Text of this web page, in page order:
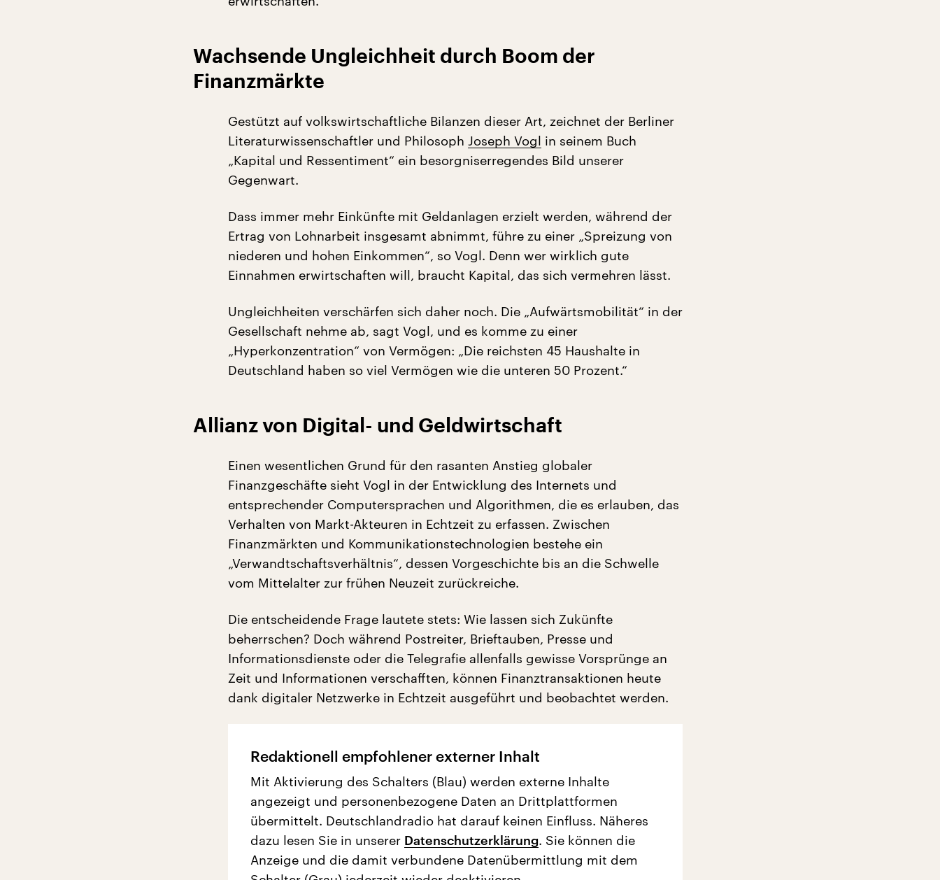
Wachsende Ungleichheit durch Boom der
Finanzmärkte
Gestützt auf volkswirtschaftliche Bilanzen dieser Art, zeichnet der Berliner
Literaturwissenschaftler und Philosoph Joseph Vogl in seinem Buch
„Kapital und Ressentiment“ ein besorgniserregendes Bild unserer
Gegenwart.
Dass immer mehr Einkünfte mit Geldanlagen erzielt werden, während der
Ertrag von Lohnarbeit insgesamt abnimmt, führe zu einer „Spreizung von
niederen und hohen Einkommen“, so Vogl. Denn wer wirklich gute
Einnahmen erwirtschaften will, braucht Kapital, das sich vermehren lässt.
Ungleichheiten verschärfen sich daher noch. Die „Aufwärtsmobilität“ in der
Gesellschaft nehme ab, sagt Vogl, und es komme zu einer
„Hyperkonzentration“ von Vermögen: „Die reichsten 45 Haushalte in
Deutschland haben so viel Vermögen wie die unteren 50 Prozent.“
Allianz von Digital- und Geldwirtschaft
Einen wesentlichen Grund für den rasanten Anstieg globaler
Finanzgeschäfte sieht Vogl in der Entwicklung des Internets und
entsprechender Computersprachen und Algorithmen, die es erlauben, das
Verhalten von Markt-Akteuren in Echtzeit zu erfassen. Zwischen
Finanzmärkten und Kommunikationstechnologien bestehe ein
„Verwandtschaftsverhältnis“, dessen Vorgeschichte bis an die Schwelle
vom Mittelalter zur frühen Neuzeit zurückreiche.
Die entscheidende Frage lautete stets: Wie lassen sich Zukünfte
beherrschen? Doch während Postreiter, Brieftauben, Presse und
Informationsdienste oder die Telegrafie allenfalls gewisse Vorsprünge an
Zeit und Informationen verschafften, können Finanztransaktionen heute
dank digitaler Netzwerke in Echtzeit ausgeführt und beobachtet werden.
Redaktionell empfohlener externer Inhalt
Mit Aktivierung des Schalters (Blau) werden externe Inhalte
angezeigt und personenbezogene Daten an Drittplattformen
übermittelt. Deutschlandradio hat darauf keinen Einfluss. Näheres
dazu lesen Sie in unserer Datenschutzerklärung. Sie können die
Anzeige und die damit verbundene Datenübermittlung mit dem